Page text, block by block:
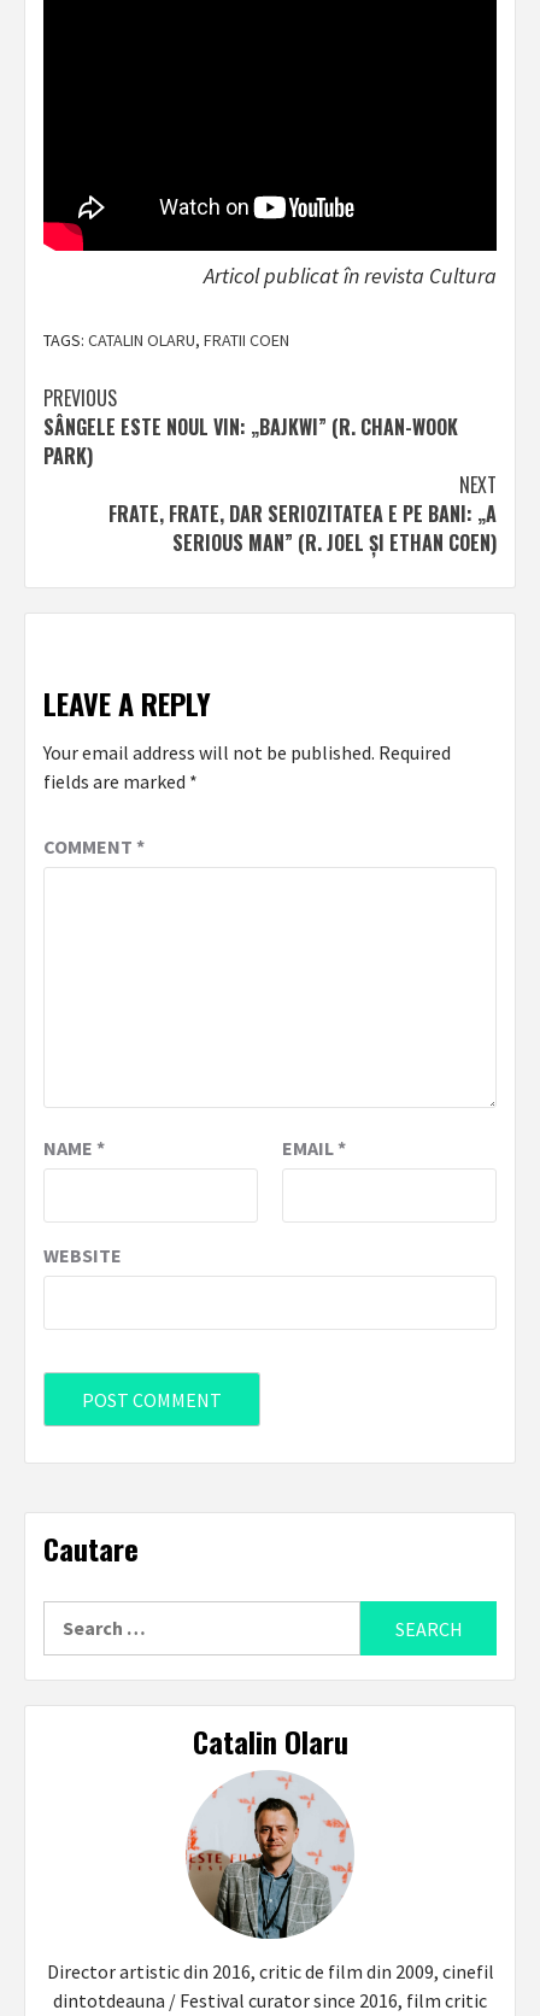
Articol publicat în revista Cultura
TAGS: CATALIN OLARU, FRATII COEN
Post
navigation
PREVIOUS
SÂNGELE ESTE NOUL VIN: „BAJKWI” (R. CHAN-WOOK
PARK)
NEXT
FRATE, FRATE, DAR SERIOZITATEA E PE BANI: „A
SERIOUS MAN” (R. JOEL ȘI ETHAN COEN)
LEAVE A REPLY
Your email address will not be published. Required
fields are marked *
COMMENT *
NAME * EMAIL*
WEBSITE
Cautare
Catalin Olaru
Director artistic din 2016, critic de film din 2009, cinefil
dintotdeauna / Festival curator since 2016, film critic